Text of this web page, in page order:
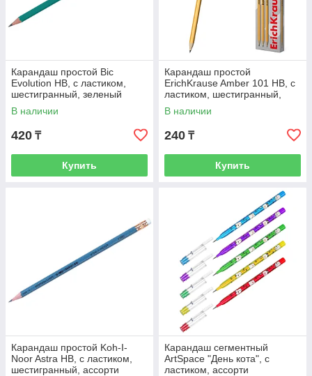
Карандаш простой Bic
Evolution HB, с ластиком,
шестигранный, зеленый
В наличии
420 ₸
Купить
Карандаш простой
ErichKrause Amber 101 HB, с
ластиком, шестигранный,
желтый
В наличии
240 ₸
Купить
Карандаш простой Koh-I-
Noor Astra HB, с ластиком,
шестигранный, ассорти
Карандаш сегментный
ArtSpace "День кота", с
ластиком, ассорти